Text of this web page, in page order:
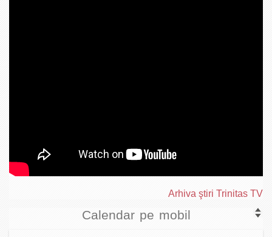
Arhiva ştiri Trinitas TV
Calendar pe mobil